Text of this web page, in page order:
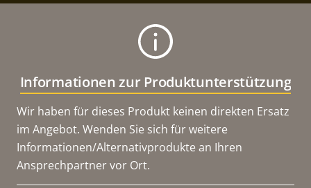
Informationen zur Produktunterstützung
Wir haben für dieses Produkt keinen direkten Ersatz
im Angebot. Wenden Sie sich für weitere
Informationen/Alternativprodukte an Ihren
Ansprechpartner vor Ort.